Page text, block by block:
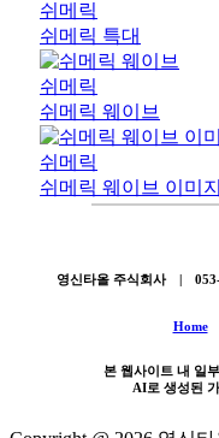
쉬메릭
쉬메릭 특대
쉬메릭
쉬메릭 웨이브
쉬메릭
쉬메릭 웨이브 이미지
영신타올 주식회사 |
Home
본 웹사이트 내 일
AI로 생성된